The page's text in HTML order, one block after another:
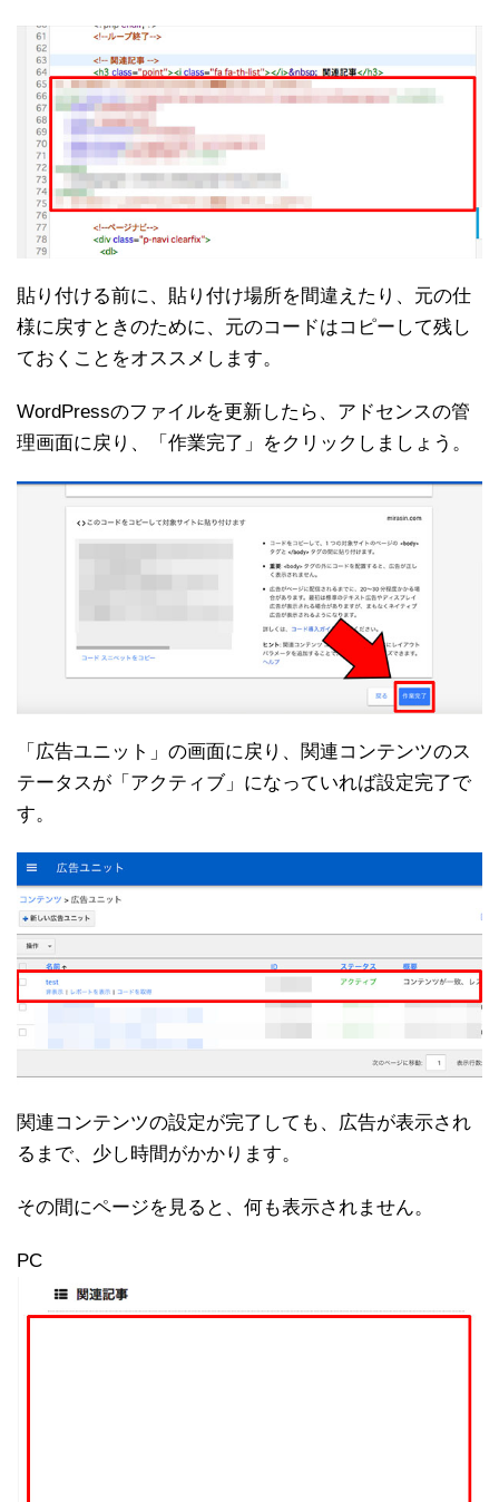
貼り付ける前に、貼り付け場所を間違えたり、元の仕
様に戻すときのために、元のコードはコピーして残し
ておくことをオススメします。
WordPressのファイルを更新したら、アドセンスの管
理画面に戻り、「作業完了」をクリックしましょう。
「広告ユニット」の画面に戻り、関連コンテンツのス
テータスが「アクティブ」になっていれば設定完了で
す。
関連コンテンツの設定が完了しても、広告が表示され
るまで、少し時間がかかります。
その間にページを見ると、何も表示されません。
PC